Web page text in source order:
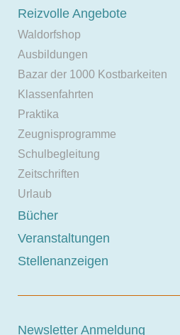
Reizvolle Angebote
Waldorfshop
Ausbildungen
Bazar der 1000 Kostbarkeiten
Klassenfahrten
Praktika
Zeugnisprogramme
Schulbegleitung
Zeitschriften
Urlaub
Bücher
Veranstaltungen
Stellenanzeigen
Newsletter Anmeldung